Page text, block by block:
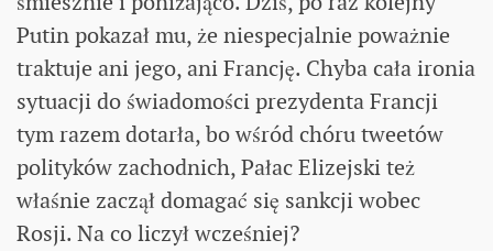
Putin pokazał mu, że niespecjalnie poważnie
traktuje ani jego, ani Francję. Chyba cała ironia
sytuacji do świadomości prezydenta Francji
tym razem dotarła, bo wśród chóru tweetów
polityków zachodnich, Pałac Elizejski też
właśnie zaczął domagać się sankcji wobec
Rosji. Na co liczył wcześniej?